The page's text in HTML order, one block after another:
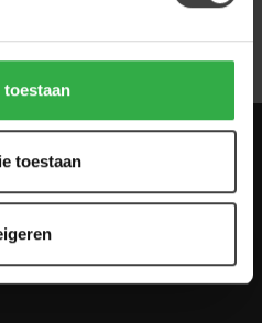
toestaan
toestaan
nieuwbrief met
aanbiedingen